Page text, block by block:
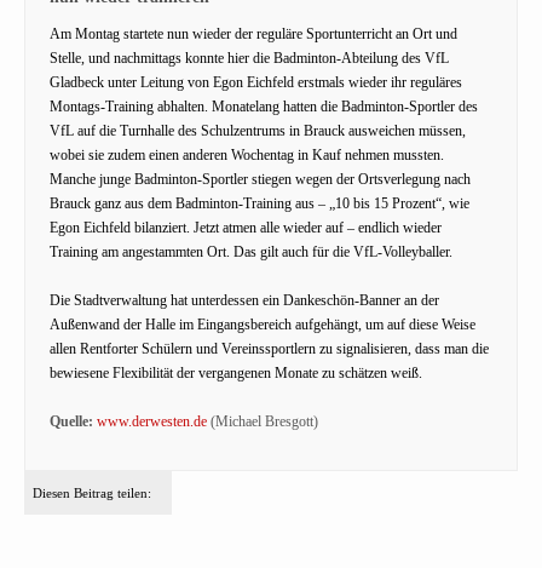
Am Montag startete nun wieder der reguläre Sportunterricht an Ort und
Stelle, und nachmittags konnte hier die Badminton-Abteilung des VfL
Gladbeck unter Leitung von Egon Eichfeld erstmals wieder ihr reguläres
Montags-Training abhalten. Monatelang hatten die Badminton-Sportler des
VfL auf die Turnhalle des Schulzentrums in Brauck ausweichen müssen,
wobei sie zudem einen anderen Wochentag in Kauf nehmen mussten.
Manche junge Badminton-Sportler stiegen wegen der Ortsverlegung nach
Brauck ganz aus dem Badminton-Training aus – „10 bis 15 Prozent“, wie
Egon Eichfeld bilanziert. Jetzt atmen alle wieder auf – endlich wieder
Training am angestammten Ort. Das gilt auch für die VfL-Volleyballer.
Die Stadtverwaltung hat unterdessen ein Dankeschön-Banner an der
Außenwand der Halle im Eingangsbereich aufgehängt, um auf diese Weise
allen Rentforter Schülern und Vereinssportlern zu signalisieren, dass man die
bewiesene Flexibilität der vergangenen Monate zu schätzen weiß.
Quelle: www.derwesten.de (Michael Bresgott)
Diesen Beitrag teilen: